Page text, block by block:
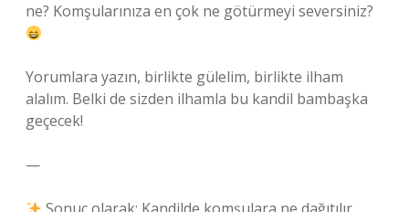
ne? Komşularınıza en çok ne götürmeyi seversiniz?
Yorumlara yazın, birlikte gülelim, birlikte ilham
alalım. Belki de sizden ilhamla bu kandil bambaşka
geçecek!
—